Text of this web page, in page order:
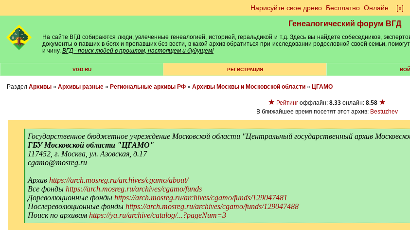
Нарисуйте свое древо. Бесплатно. Онлайн. [х]
Генеалогический форум ВГД
На сайте ВГД собираются люди, увлеченные генеалогией, историей, геральдикой и т.д. Здесь вы найдете собеседников,
документы о павших в боях и пропавших без вести, в какой архив обратиться при исследовании родословной своей семьи,
и чину. ВГД - поиск людей в прошлом, настоящем и будущем!
VGD.RU РЕГИСТРАЦИЯ
Раздел Архивы» Архивы разные» Региональные архивы РФ» Архивы Москвы и Московской области» ЦГАМО
★ Рейтинг оффлайн: 8.33 онлайн: 8.58 ★
В ближайшее время посетят этот архив: Bestuzhev
[
q
]
Государственное бюджетное учреждение Московской области "Центральный государственный архив
ГБУ Московской области "ЦГАМО"
117452, г. Москва, ул. Азовская, д.17
cgamo@mosreg.ru
Архив https://arch.mosreg.ru/archives/cgamo/about/
Все фонды https://arch.mosreg.ru/archives/cgamo/funds
Дореволюционные фонды https://arch.mosreg.ru/archives/cgamo/funds/129047481
Послереволюционные фонды https://arch.mosreg.ru/archives/cgamo/funds/129047488
Поиск по архивам https://ya.ru/archive/catalog/...?pageNum=3
[